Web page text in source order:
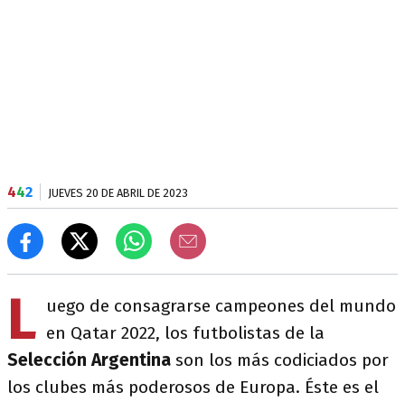
442 JUEVES 20 DE ABRIL DE 2023
L uego de consagrarse campeones del mundo
en Qatar 2022, los futbolistas de la
Selección Argentina son los más codiciados por
los clubes más poderosos de Europa. Éste es el